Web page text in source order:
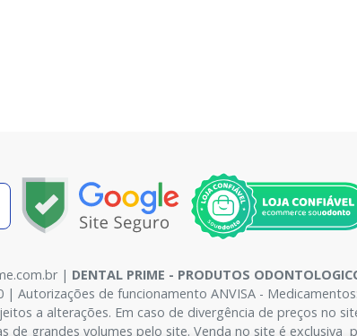
| DENTAL PRIME - PRODUTOS
| Autorizações de funcionamento ANVISA -
a alterações. Em caso de divergência de preços no
grandes volumes pelo site. Venda no site é exclusiva